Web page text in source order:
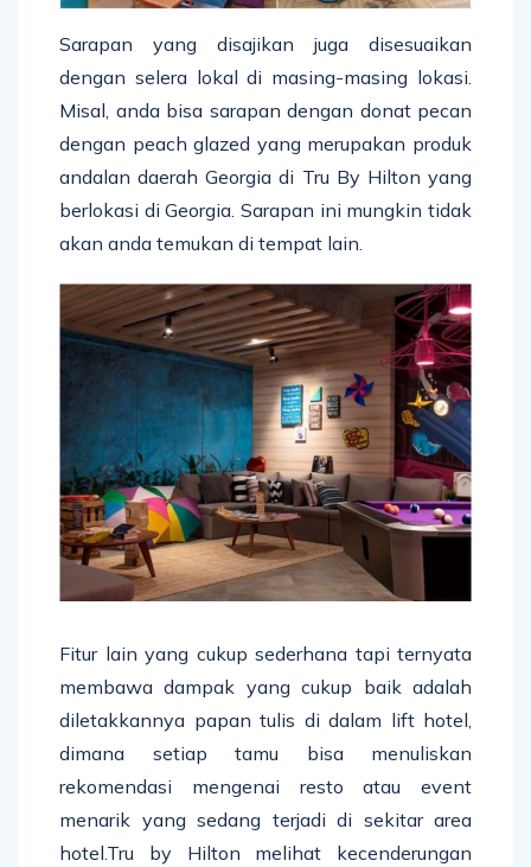
Sarapan yang disajikan juga disesuaikan
dengan selera lokal di masing-masing lokasi.
Misal, anda bisa sarapan dengan donat pecan
dengan peach glazed yang merupakan produk
andalan daerah Georgia di Tru By Hilton yang
berlokasi di Georgia. Sarapan ini mungkin tidak
akan anda temukan di tempat lain.
Fitur lain yang cukup sederhana tapi ternyata
membawa dampak yang cukup baik adalah
diletakkannya papan tulis di dalam lift hotel,
dimana setiap tamu bisa menuliskan
rekomendasi mengenai resto atau event
menarik yang sedang terjadi di sekitar area
hotel.Tru by Hilton melihat kecenderungan